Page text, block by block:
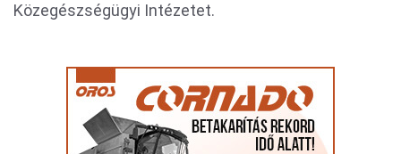
Közegészségügyi Intézetet.